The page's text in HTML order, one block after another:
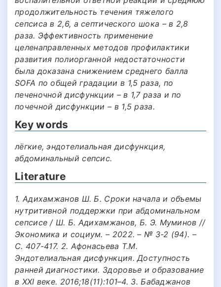
продолжительность течения тяжелого
сепсиса в 2,6, а септического шока – в 2,8
раза. Эффективность применение
целенаправленных методов профилактики
развития полиорганной недостаточности
была доказана снижением среднего балла
SOFA по общей градации в 1,5 раза, по
печеночной дисфункции – в 1,7 раза и по
почечной дисфункции – в 1,5 раза.
Key words
лёгкие, эндотелиальная дисфункция,
абдоминальный сепсис.
Literature
1. Адихамжанов Ш. Б. Сроки начала и объемы
нутритивной поддержки при абдоминальном
сепсисе / Ш. Б. Адихамжанов, Б. Э. Муминов //
Экономика и социум. – 2022. – № 3-2 (94). –
С. 407-417. 2. Афонасьева Т.М.
Эндотелиальная дисфункция. Доступность
ранней диагностики. Здоровье и образование
в XXI веке. 2016;18(11):101–4. 3. Бабаджанов